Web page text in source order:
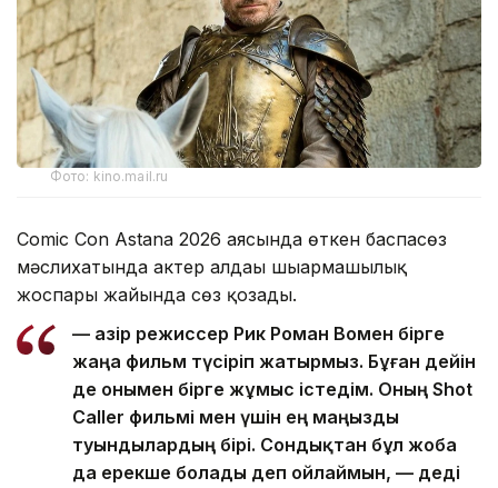
Фото: kino.mail.ru
Comic Con Astana 2026 аясында өткен баспасөз
мәслихатында актер алдағы шығармашылық
жоспары жайында сөз қозғады.
— Қазір режиссер Рик Роман Вомен бірге
жаңа фильм түсіріп жатырмыз. Бұған дейін
де онымен бірге жұмыс істедім. Оның Shot
Caller фильмі мен үшін ең маңызды
туындылардың бірі. Сондықтан бұл жоба
да ерекше болады деп ойлаймын, — деді